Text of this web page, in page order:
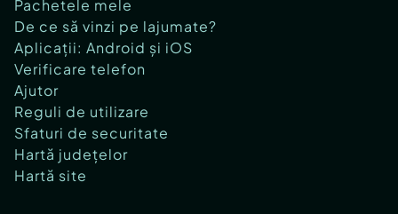
Pachetele mele
De ce să vinzi pe lajumate?
Aplicații: Android și iOS
Verificare telefon
Ajutor
Reguli de utilizare
Sfaturi de securitate
Hartă județelor
Hartă site